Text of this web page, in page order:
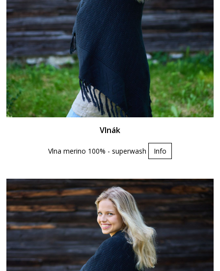
Vlnák
Vlna merino 100% - superwash Info